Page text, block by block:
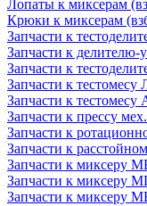
Лопаты к миксерам
Крюки к миксерам
Запчасти к
Запчасти к
Запчасти к
Запчасти к
Запчасти к
Запчасти к прессу
Запчасти к
Запчасти к
Запчасти к миксеру
Запчасти к миксеру
Запчасти к миксеру